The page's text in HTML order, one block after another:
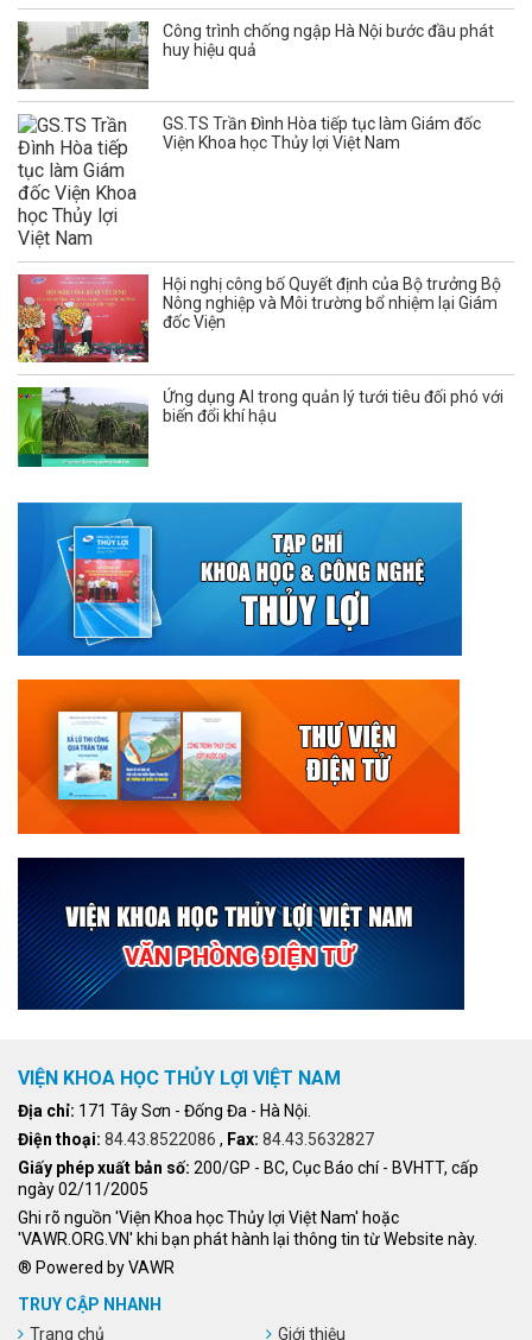
Công trình chống ngập Hà Nội bước đầu phát
huy hiệu quả
GS.TS Trần Đình Hòa tiếp tục làm Giám đốc
Viện Khoa học Thủy lợi Việt Nam
Hội nghị công bố Quyết định của Bộ trưởng Bộ
Nông nghiệp và Môi trường bổ nhiệm lại Giám
đốc Viện
Ứng dụng AI trong quản lý tưới tiêu đối phó với
biến đổi khí hậu
VIỆN KHOA HỌC THỦY LỢI VIỆT NAM
Địa chỉ: 171 Tây Sơn - Đống Đa - Hà Nội.
Điện thoại: 84.43.8522086 , Fax: 84.43.5632827
Giấy phép xuất bản số: 200/GP - BC, Cục Báo chí - BVHTT, cấp
ngày 02/11/2005
Ghi rõ nguồn 'Viện Khoa học Thủy lợi Việt Nam' hoặc
'VAWR.ORG.VN' khi bạn phát hành lại thông tin từ Website này.
® Powered by VAWR
TRUY CẬP NHANH
Trang chủ
Giới thiệu